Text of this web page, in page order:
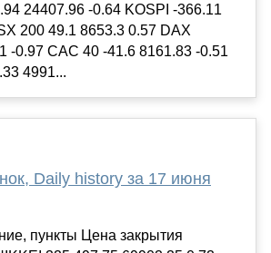
24407.96 -0.64 KOSPI -366.11
200 49.1 8653.3 0.57 DAX
-0.97 CAC 40 -41.6 8161.83 -0.51
4991...
Daily history за 17 июня
пункты Цена закрытия